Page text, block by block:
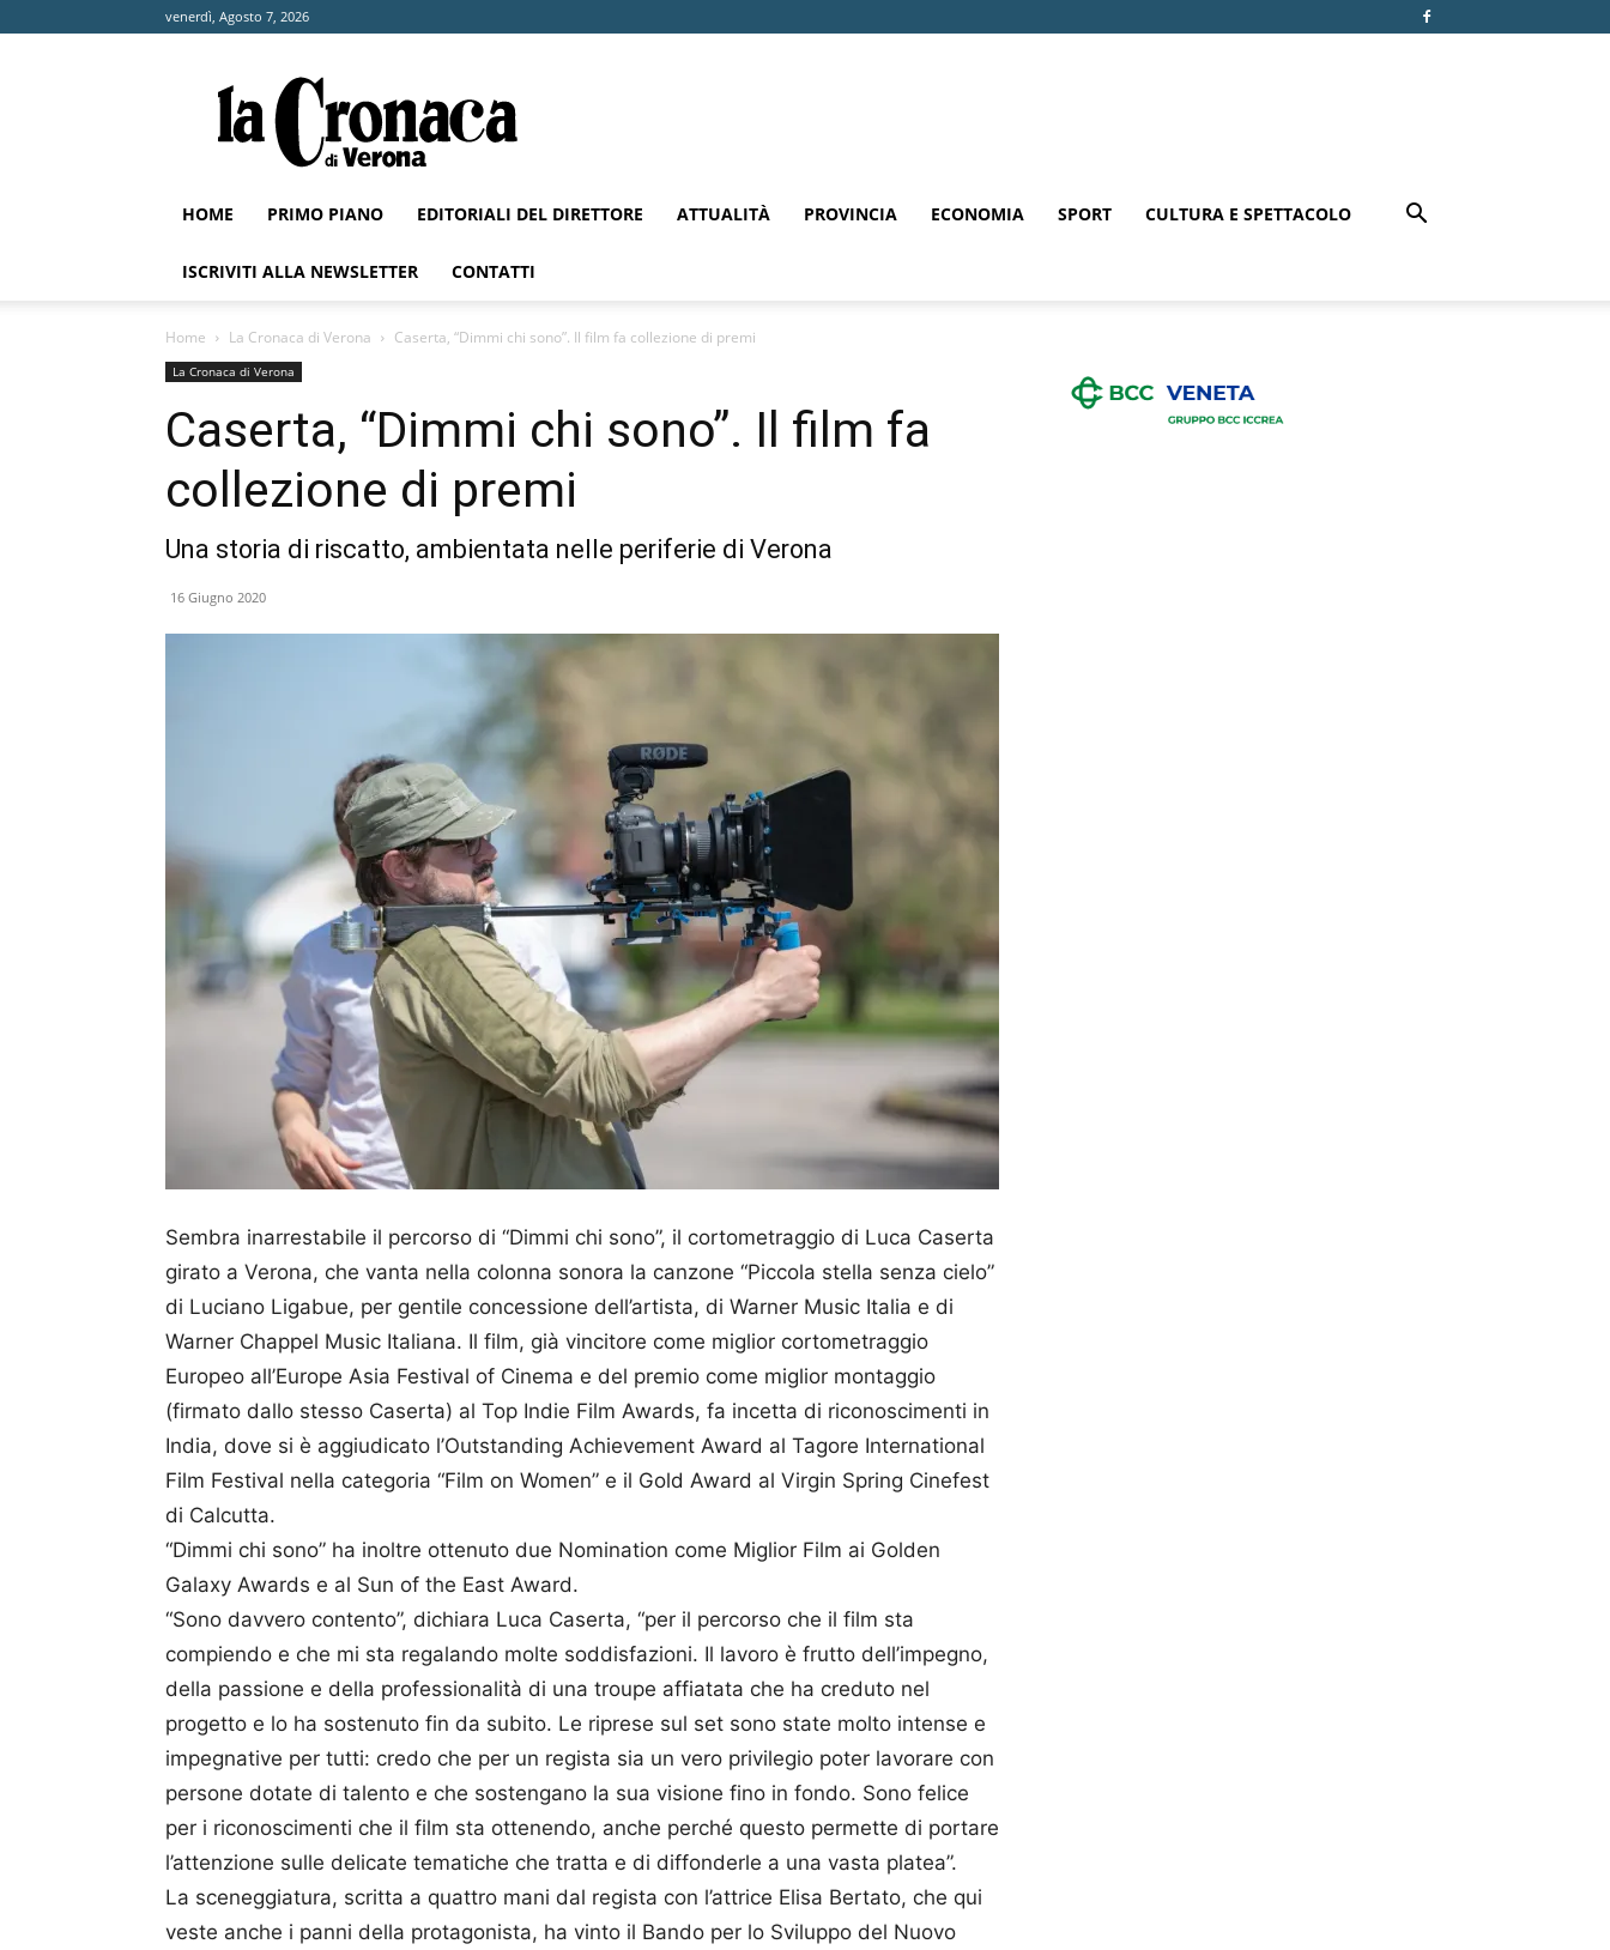
venerdì, Agosto 7, 2026
Cronaca
di
Verona
HOME PRIMO PIANO EDITORIALI DEL DIRETTORE ATTUALITÀ PROVINCIA ECONOMIA SPORT CULTURA E SPETTACOLO
ISCRIVITI ALLA NEWSLETTER CONTATTI
Home La Cronaca di Verona Caserta, “Dimmi chi sono”. Il film fa collezione di premi
La Cronaca di Verona
Caserta, “Dimmi chi sono”. Il film fa
collezione di premi
Una storia di riscatto, ambientata nelle periferie di Verona
16 Giugno 2020
Sembra inarrestabile il percorso di “Dimmi chi sono”, il cortometraggio di Luca Caserta
girato a Verona, che vanta nella colonna sonora la canzone “Piccola stella senza cielo”
di Luciano Ligabue, per gentile concessione dell’artista, di Warner Music Italia e di
Warner Chappel Music Italiana. Il film, già vincitore come miglior cortometraggio
Europeo all’Europe Asia Festival of Cinema e del premio come miglior montaggio
(firmato dallo stesso Caserta) al Top Indie Film Awards, fa incetta di riconoscimenti in
India, dove si è aggiudicato l’Outstanding Achievement Award al Tagore International
Film Festival nella categoria “Film on Women” e il Gold Award al Virgin Spring Cinefest
di Calcutta.
“Dimmi chi sono” ha inoltre ottenuto due Nomination come Miglior Film ai Golden
Galaxy Awards e al Sun of the East Award.
“Sono davvero contento”, dichiara Luca Caserta, “per il percorso che il film sta
compiendo e che mi sta regalando molte soddisfazioni. Il lavoro è frutto dell’impegno,
della passione e della professionalità di una troupe affiatata che ha creduto nel
progetto e lo ha sostenuto fin da subito. Le riprese sul set sono state molto intense e
impegnative per tutti: credo che per un regista sia un vero privilegio poter lavorare con
persone dotate di talento e che sostengano la sua visione fino in fondo. Sono felice
per i riconoscimenti che il film sta ottenendo, anche perché questo permette di portare
l’attenzione sulle delicate tematiche che tratta e di diffonderle a una vasta platea”.
La sceneggiatura, scritta a quattro mani dal regista con l’attrice Elisa Bertato, che qui
veste anche i panni della protagonista, ha vinto il Bando per lo Sviluppo del Nuovo